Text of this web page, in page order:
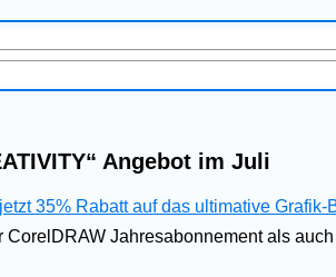
Angebot im Juli
35% Rabatt auf das ultimative Grafik-
CorelDRAW Jahresabonnement als